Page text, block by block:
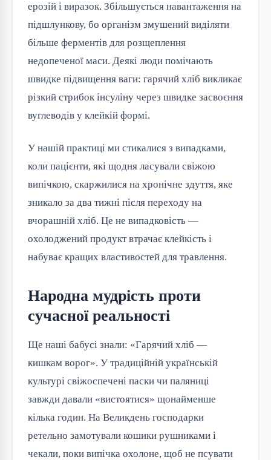
ерозій і виразок. Збільшується навантаження на
підшлункову, бо організм змушений виділяти
більше ферментів для розщеплення
недопеченої маси. Деякі люди помічають
швидке підвищення ваги: гарячий хліб викликає
різкий стрибок інсуліну через швидке засвоєння
вуглеводів у клейкій формі.
У нашій практиці ми стикалися з випадками,
коли пацієнти, які щодня ласували свіжою
випічкою, скаржилися на хронічне здуття, яке
зникало за два тижні після переходу на
вчорашній хліб. Це не випадковість —
охолоджений продукт втрачає клейкість і
набуває кращих властивостей для травлення.
Народна мудрість проти
сучасної реальності
Ще наші бабусі знали: «Гарячий хліб —
кишкам ворог». У традиційній українській
культурі свіжоспечені паски чи паляниці
завжди давали «вистоятися» щонайменше
кілька годин. На Великдень господарки
ретельно замотували кошики рушниками і
чекали, поки випічка охолоне, щоб не псувати